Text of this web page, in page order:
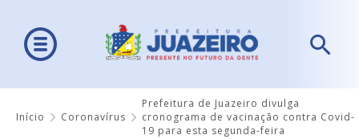
Início Coronavírus
Prefeitura de Juazeiro divulga
cronograma de vacinação contra Covid-
19 para esta segunda-feira